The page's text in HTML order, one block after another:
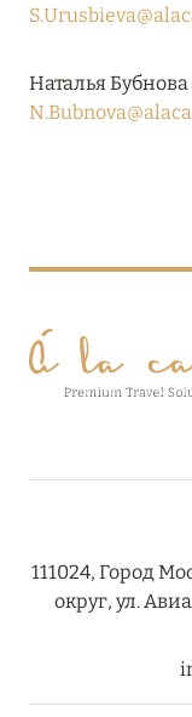
ВЫГОДНАЯ
И ULTIMA
АКУЛЫ И
Подробнее
Подробнее
BIJAL:
Наталья Бубнова
111024, Город
округ, ул.